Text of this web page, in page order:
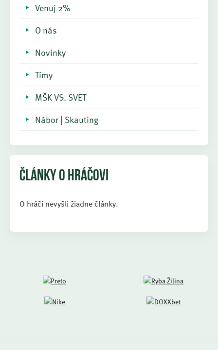
Venuj 2%
O nás
Novinky
Tímy
MŠK VS. SVET
Nábor | Skauting
ČLÁNKY O HRÁČOVI
O hráči nevyšli žiadne články.